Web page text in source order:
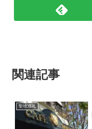
関連記事
聖地巡礼